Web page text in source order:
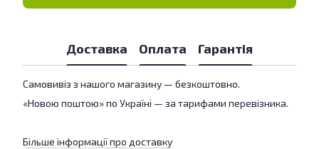
Доставка Оплата Гарантія
Самовивіз з нашого магазину — безкоштовно.
«Новою поштою» по Україні — за тарифами перевізника.
Більше інформації про доставку